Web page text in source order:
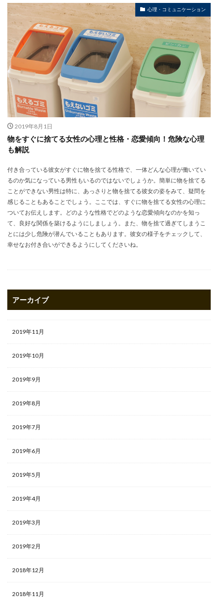
心理・コミュニケーション
2019年8月1日
物をすぐに捨てる女性の心理と性格・恋愛傾向！危険な心理
も解説
付き合っている彼女がすぐに物を捨てる性格で、一体どんな心理が働いてい
るのか気になっている男性もいるのではないでしょうか。簡単に物を捨てる
ことができない男性は特に、あっさりと物を捨てる彼女の姿をみて、疑問を
感じることもあることでしょう。ここでは、すぐに物を捨てる女性の心理に
ついてお伝えします。どのような性格でどのような恋愛傾向なのかを知っ
て、良好な関係を築けるようにしましょう。また、物を捨て過ぎてしまうこ
とには少し危険が潜んでいることもあります。彼女の様子をチェックして、
幸せなお付き合いができるようにしてくださいね。
アーカイブ
2019年11月
2019年10月
2019年9月
2019年8月
2019年7月
2019年6月
2019年5月
2019年4月
2019年3月
2019年2月
2018年12月
2018年11月